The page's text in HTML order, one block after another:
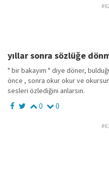
yıllar sonra sözlüğe
" bir bakayım " diye döner,
önce , sonra okur okur ve
sesleri özlediğini anlarsın.
0 0